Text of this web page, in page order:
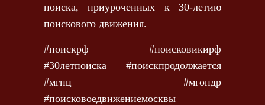
поиска, приуроченных к 30-летию
поискового движения.
#поискрф #поисковикирф
#30летпоиска #поискпродолжается
#мгпц #мгопдр
#поисковоедвижениемосквы